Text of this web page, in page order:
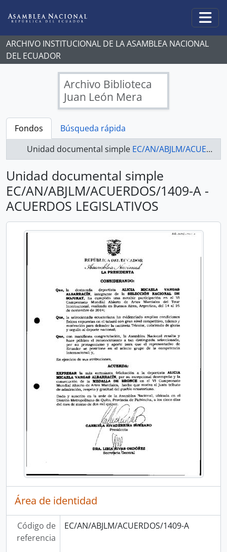
ARCHIVO INSTITUCIONAL DE LA ASAMBLEA NACIONAL
DEL ECUADOR
Archivo Biblioteca
Juan León Mera
Fondos
Búsqueda rápida
Unidad documental simple EC/AN/ABJLM/ACUERDOS/1409-A - ACUERDOS LEGISLATIVOS
Unidad documental simple
EC/AN/ABJLM/ACUERDOS/1409-A -
ACUERDOS LEGISLATIVOS
Área de identidad
Código de
referencia
EC/AN/ABJLM/ACUERDOS/1409-A